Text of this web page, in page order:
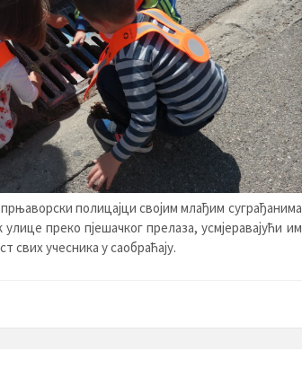
полицајци својим млађим суграђанима
преко пјешачког прелаза, усмјеравајући им
свих учесника у саобраћају.